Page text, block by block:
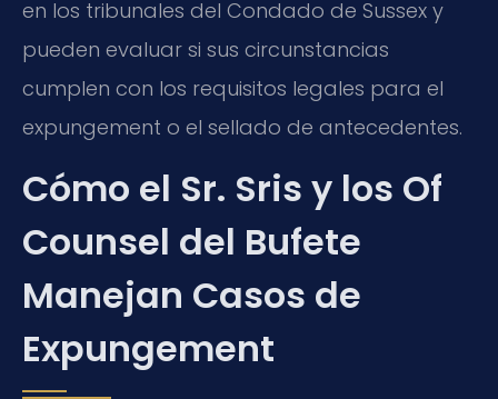
en los tribunales del Condado de Sussex y
pueden evaluar si sus circunstancias
cumplen con los requisitos legales para el
expungement o el sellado de antecedentes.
Cómo el Sr. Sris y los Of
Counsel del Bufete
Manejan Casos de
Expungement